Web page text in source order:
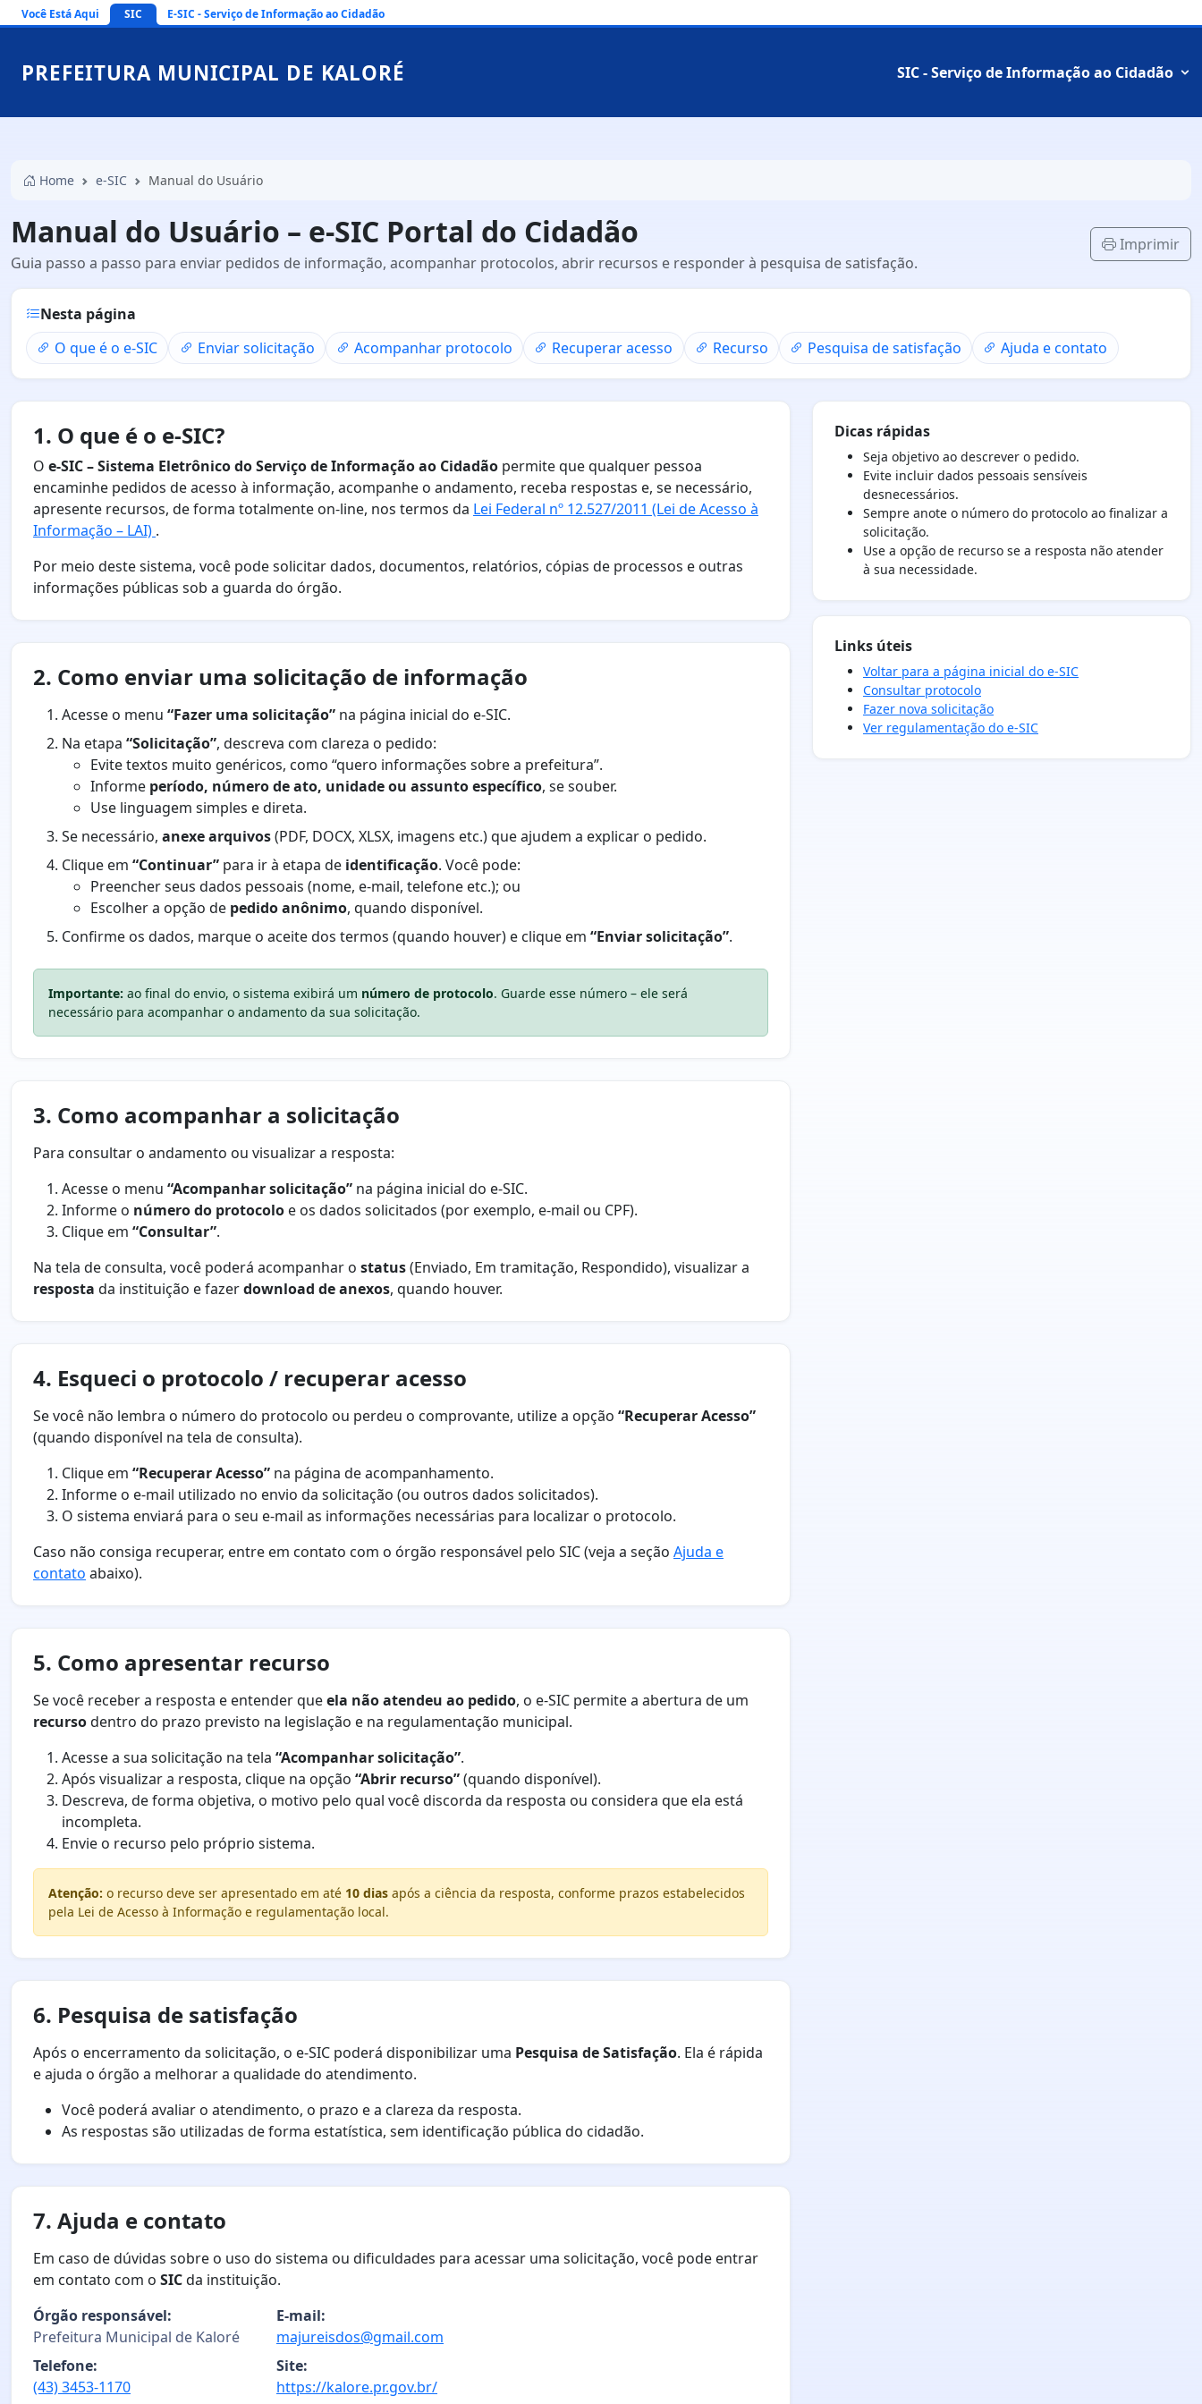
Você Está Aqui SIC E-SIC - Serviço de Informação ao Cidadão
PREFEITURA MUNICIPAL DE KALORÉ SIC - Serviço de Informação ao Cidadão
Home e-SIC Manual do Usuário
Manual do Usuário – e-SIC Portal do Cidadão
Guia passo a passo para enviar pedidos de informação, acompanhar protocolos, abrir recursos e responder à pesquisa de satisfação.
Imprimir
Nesta página
O que é o e-SIC
Enviar solicitação Acompanhar protocolo Recuperar acesso Recurso Pesquisa de satisfação Ajuda e contato
1. O que é o e-SIC?
O e-SIC – Sistema Eletrônico do Serviço de Informação ao Cidadão permite que qualquer pessoa
encaminhe pedidos de acesso à informação, acompanhe o andamento, receba respostas e, se necessário,
apresente recursos, de forma totalmente on-line, nos termos da Lei Federal nº 12.527/2011 (Lei de Acesso à
Informação – LAI) .
Por meio deste sistema, você pode solicitar dados, documentos, relatórios, cópias de processos e outras
informações públicas sob a guarda do órgão.
2. Como enviar uma solicitação de informação
Acesse o menu “Fazer uma solicitação” na página inicial do e-SIC.
Na etapa “Solicitação”, descreva com clareza o pedido:
Evite textos muito genéricos, como “quero informações sobre a prefeitura”.
Informe período, número de ato, unidade ou assunto específico, se souber.
Use linguagem simples e direta.
Se necessário, anexe arquivos(PDF, DOCX, XLSX, imagens etc.) que ajudem a explicar o pedido.
Clique em “Continuar” para ir à etapa de identificação. Você pode:
Preencher seus dados pessoais (nome, e-mail, telefone etc.); ou
Escolher a opção de pedido anônimo, quando disponível.
Confirme os dados, marque o aceite dos termos (quando houver) e clique em “Enviar solicitação”.
Importante: ao final do envio, o sistema exibirá um número de protocolo. Guarde esse número – ele será
necessário para acompanhar o andamento da sua solicitação.
3. Como acompanhar a solicitação
Para consultar o andamento ou visualizar a resposta:
Acesse o menu “Acompanhar solicitação” na página inicial do e-SIC.
Informe o número do protocolo e os dados solicitados (por exemplo, e-mail ou CPF).
Clique em “Consultar”.
Na tela de consulta, você poderá acompanhar o status(Enviado, Em tramitação, Respondido), visualizar a
resposta da instituição e fazerdownload de anexos, quando houver.
4. Esqueci o protocolo / recuperar acesso
Se você não lembra o número do protocolo ou perdeu o comprovante, utilize a opção “Recuperar Acesso”
(quando disponível na tela de consulta).
Clique em “Recuperar Acesso” na página de acompanhamento.
Informe o e-mail utilizado no envio da solicitação (ou outros dados solicitados).
O sistema enviará para o seu e-mail as informações necessárias para localizar o protocolo.
Caso não consiga recuperar, entre em contato com o órgão responsável pelo SIC (veja a seção Ajuda e
contato abaixo).
5. Como apresentar recurso
Se você receber a resposta e entender queela não atendeu ao pedido, o e-SIC permite a abertura de um
recursodentro do prazo previsto na legislação e na regulamentação municipal.
Acesse a sua solicitação na tela “Acompanhar solicitação”.
Após visualizar a resposta, clique na opção “Abrir recurso”(quando disponível).
Descreva, de forma objetiva, o motivo pelo qual você discorda da resposta ou considera que ela está
incompleta.
Envie o recurso pelo próprio sistema.
Atenção: o recurso deve ser apresentado em até 10 dias após a ciência da resposta, conforme prazos estabelecidos
pela Lei de Acesso à Informação e regulamentação local.
6. Pesquisa de satisfação
Após o encerramento da solicitação, o e-SIC poderá disponibilizar uma Pesquisa de Satisfação. Ela é rápida
e ajuda o órgão a melhorar a qualidade do atendimento.
Você poderá avaliar o atendimento, o prazo e a clareza da resposta.
As respostas são utilizadas de forma estatística, sem identificação pública do cidadão.
7. Ajuda e contato
Em caso de dúvidas sobre o uso do sistema ou dificuldades para acessar uma solicitação, você pode entrar
em contato com o SICda instituição.
Órgão responsável:
Prefeitura Municipal de Kaloré
E-mail:
majureisdos@gmail.com
Telefone:
(43) 3453-1170
Site:
https://kalore.pr.gov.br/
Dicas rápidas
Seja objetivo ao descrever o pedido.
Evite incluir dados pessoais sensíveis
desnecessários.
Sempre anote o número do protocolo ao finalizar a
solicitação.
Use a opção de recurso se a resposta não atender
à sua necessidade.
Links úteis
Voltar para a página inicial do e-SIC
Consultar protocolo
Fazer nova solicitação
Ver regulamentação do e-SIC